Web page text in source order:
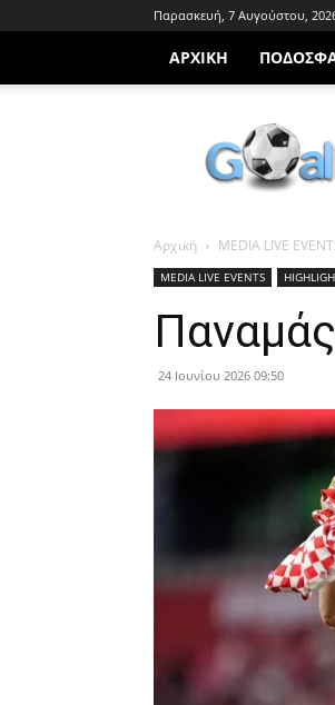
Παρασκευή, 7 Αυγούστου,
ΑΡΧΙΚΗ
Goalpost.gr
Αρχική MEDIA LIVE
MEDIA LIVE EVENTS
24 Ιουνίου 2026 09:50